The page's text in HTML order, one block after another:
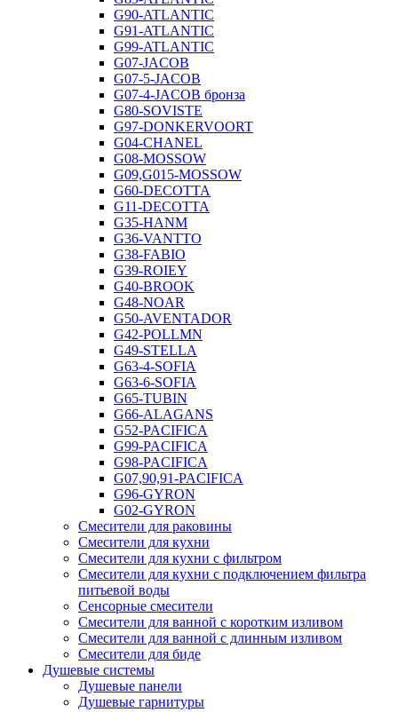
G90-ATLANTIC
G91-ATLANTIC
G99-ATLANTIC
G07-JACOB
G07-5-JACOB
G07-4-JACOB бронза
G80-SOVISTE
G97-DONKERVOORT
G04-CHANEL
G08-MOSSOW
G09,G015-MOSSOW
G60-DECOTTA
G11-DECOTTA
G35-HANM
G36-VANTTO
G38-FABIO
G39-ROIEY
G40-BROOK
G48-NOAR
G50-AVENTADOR
G42-POLLMN
G49-STELLA
G63-4-SOFIA
G63-6-SOFIA
G65-TUBIN
G66-ALAGANS
G52-PACIFICA
G99-PACIFICA
G98-PACIFICA
G07,90,91-PACIFICA
G96-GYRON
G02-GYRON
Смесители для раковины
Смесители для кухни
Смесители для кухни с фильтром
Смесители для кухни с подключением фильтра
питьевой воды
Сенсорные смесители
Смесители для ванной с коротким изливом
Смесители для ванной с длинным изливом
Смесители для биде
Душевые системы
Душевые панели
Душевые гарнитуры